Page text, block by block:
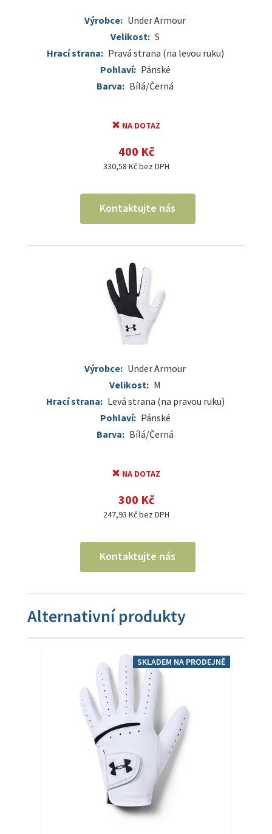
Výrobce: Under Armour
Velikost: S
Hrací strana: Pravá strana (na levou ruku)
Pohlaví: Pánské
Barva: Bílá/Černá
NA DOTAZ
400 Kč
330,58 Kč bez DPH
Kontaktujte nás
Výrobce: Under Armour
Velikost: M
Hrací strana: Levá strana (na pravou ruku)
Pohlaví: Pánské
Barva: Bílá/Černá
NA DOTAZ
300 Kč
247,93 Kč bez DPH
Kontaktujte nás
Alternativní produkty
SKLADEM NA PRODEJNĚ